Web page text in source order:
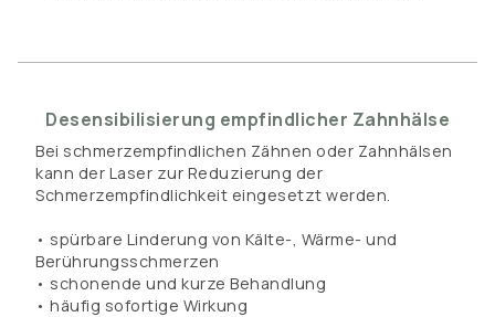
Desensibilisierung empfindlicher Zahnhälse
Bei schmerzempfindlichen Zähnen oder Zahnhälsen
kann der Laser zur Reduzierung der
Schmerzempfindlichkeit eingesetzt werden.
• spürbare Linderung von Kälte-, Wärme- und
Berührungsschmerzen
• schonende und kurze Behandlung
• häufig sofortige Wirkung